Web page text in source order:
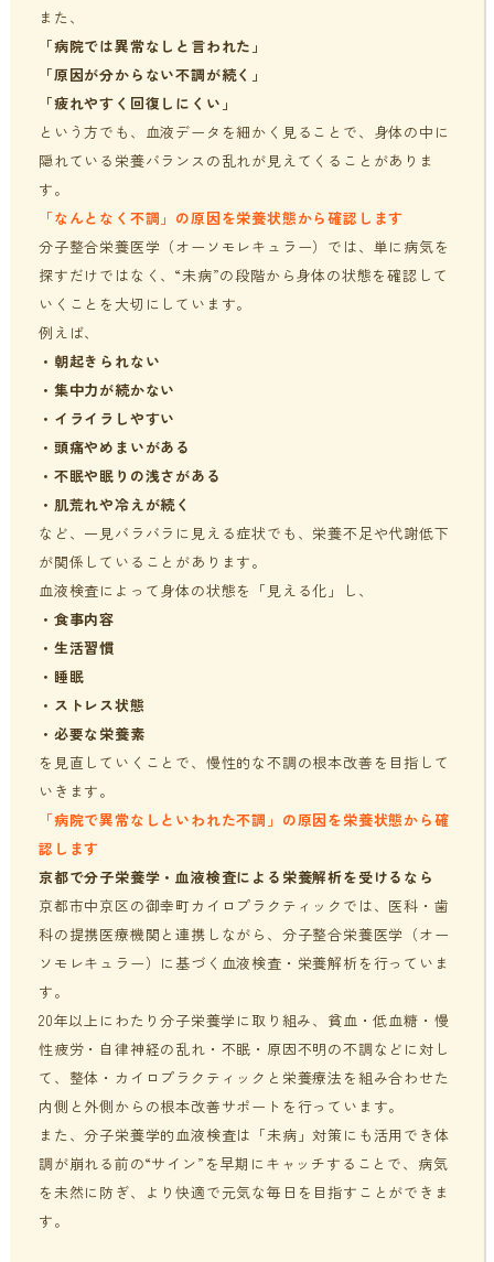
また、
「病院では異常なしと言われた」
「原因が分からない不調が続く」
「疲れやすく回復しにくい」
という方でも、血液データを細かく見ることで、身体の中に
隠れている栄養バランスの乱れが見えてくることがありま
す。
「なんとなく不調」の原因を栄養状態から確認します
分子整合栄養医学（オーソモレキュラー）では、単に病気を
探すだけではなく、“未病”の段階から身体の状態を確認して
いくことを大切にしています。
例えば、
・ 朝起きられない
・ 集中力が続かない
・ イライラしやすい
・ 頭痛やめまいがある
・ 不眠や眠りの浅さがある
・ 肌荒れや冷えが続く
など、一見バラバラに見える症状でも、栄養不足や代謝低下
が関係していることがあります。
血液検査によって身体の状態を「見える化」し、
・ 食事内容
・ 生活習慣
・ 睡眠
・ ストレス状態
・ 必要な栄養素
を見直していくことで、慢性的な不調の根本改善を目指して
いきます。
「病院で異常なしといわれた不調」の原因を栄養状態から確
認します
京都で分子栄養学・血液検査による栄養解析を受けるなら
京都市中京区の御幸町カイロプラクティックでは、医科・歯
科の提携医療機関と連携しながら、分子整合栄養医学（オー
ソモレキュラー）に基づく血液検査・栄養解析を行っていま
す。
20年以上にわたり分子栄養学に取り組み、貧血・低血糖・慢
性疲労・自律神経の乱れ・不眠・原因不明の不調などに対し
て、整体・カイロプラクティックと栄養療法を組み合わせた
内側と外側からの根本改善サポートを行っています。
また、分子栄養学的血液検査は「未病」対策にも活用でき体
調が崩れる前の“サイン”を早期にキャッチすることで、病気
を未然に防ぎ、より快適で元気な毎日を目指すことができま
す。